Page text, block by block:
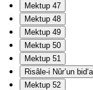
Mektup 47
Mektup 48
Mektup 49
Mektup 50
Mektup 51
Risâle-i Nûr’un
Mektup 52